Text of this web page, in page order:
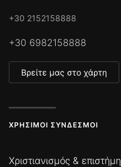
+30 2152158888
+30 6982158888
Βρείτε μας στο χάρτη
ΧΡΉΣΙΜΟΙ ΣΎΝΔΕΣΜΟΙ
Χριστιανισμός & επιστήμη